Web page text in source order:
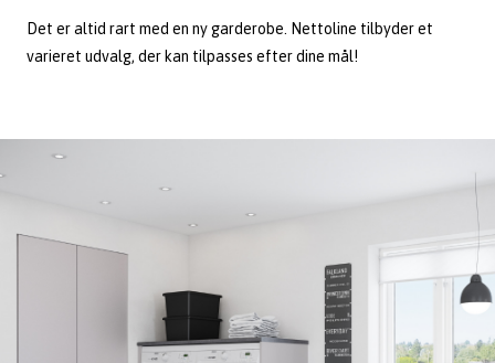
Det er altid rart med en ny garderobe. Nettoline tilbyder et
varieret udvalg, der kan tilpasses efter dine mål!